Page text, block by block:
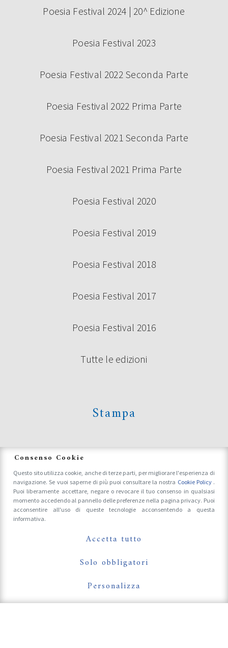
Poesia Festival 2024 | 20^ Edizione
Poesia Festival 2023
Poesia Festival 2022 Seconda Parte
Poesia Festival 2022 Prima Parte
Poesia Festival 2021 Seconda Parte
Poesia Festival 2021 Prima Parte
Poesia Festival 2020
Poesia Festival 2019
Poesia Festival 2018
Poesia Festival 2017
Poesia Festival 2016
Tutte le edizioni
Stampa
Accrediti Stampa e Fotografi
Follow Us On
Consenso Cookie
Questo sito utilizza cookie, anche di terze parti, per migliorare l'esperienza di
navigazione. Se vuoi saperne di più puoi consultare la nostra Cookie Policy .
Puoi liberamente accettare, negare o revocare il tuo consenso in qualsiasi
momento accedendo al pannello delle preferenze nella pagina privacy. Puoi
acconsentire all'uso di queste tecnologie acconsentendo a questa
informativa.
Accetta tutto
Solo obbligatori
Personalizza